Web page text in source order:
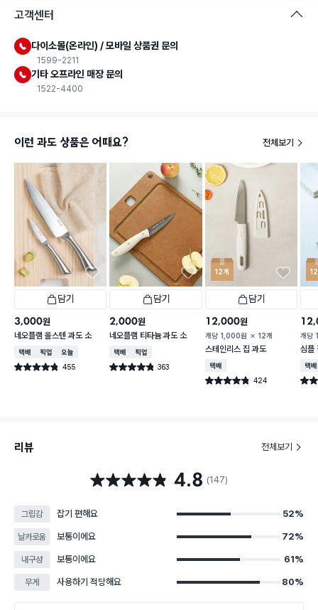
고객센터
다이소몰(온라인) / 모바일 상품권 문의
1599-2211
기타 오프라인 매장 문의
1522-4400
이런 과도 상품은 어때요? 전체보기
담기
3,000원
네오플램 올스텐 과도 소
택배배송매장픽업오늘배송
별점 4.8점 455
건 작성
담기
2,000원
네오플램 티타늄 과도 소
택배배송매장픽업
별점 4.8점 363
건 작성
12개
담기
12,000원
개당 1,000원 12개
스테인리스 집 과도
택배배송
별점 4.8점 424
건 작성
개당
심플
택배
별점
리뷰 전체보기
별점 4.8점 4.8 (147)
그립감 잡기 편해요 52%
날카로움 보통이에요 72%
내구성 보통이에요 61%
무게 사용하기 적당해요 80%